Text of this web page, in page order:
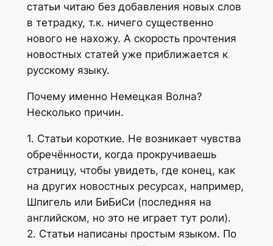
статьи читаю без добавления новых слов
в тетрадку, т.к. ничего существенно
нового не нахожу. А скорость прочтения
новостных статей уже приближается к
русскому языку.
Почему именно Немецкая Волна?
Несколько причин.
1. Статьи короткие. Не возникает чувства
обречённости, когда прокручиваешь
страницу, чтобы увидеть, где конец, как
на других новостных ресурсах, например,
Шпигель или БиБиСи (последняя на
английском, но это не играет тут роли).
2. Статьи написаны простым языком. По